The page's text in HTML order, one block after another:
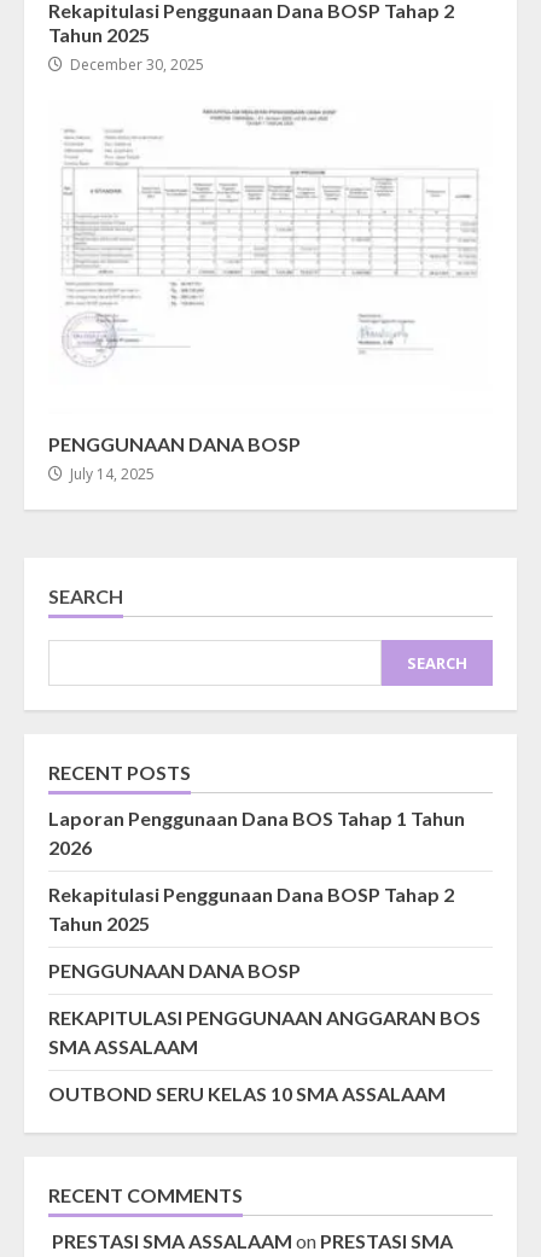
Rekapitulasi Penggunaan Dana BOSP Tahap 2
Tahun 2025
December 30, 2025
PENGGUNAAN DANA BOSP
July 14, 2025
SEARCH
SEARCH
RECENT POSTS
Laporan Penggunaan Dana BOS Tahap 1 Tahun
2026
Rekapitulasi Penggunaan Dana BOSP Tahap 2
Tahun 2025
PENGGUNAAN DANA BOSP
REKAPITULASI PENGGUNAAN ANGGARAN BOS
SMA ASSALAAM
OUTBOND SERU KELAS 10 SMA ASSALAAM
RECENT COMMENTS
PRESTASI SMA ASSALAAM on PRESTASI SMA